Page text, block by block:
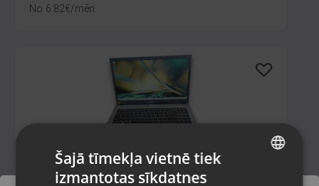
No 6.82€/mēn.
Šajā tīmekļa vietnē tiek
izmantotas sīkdatnes